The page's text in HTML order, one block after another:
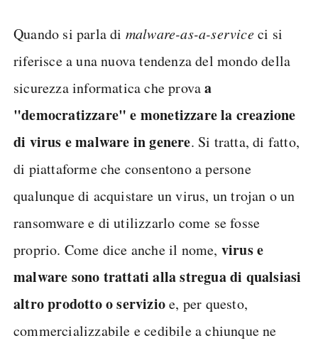
Quando si parla di malware-as-a-serviceci si
riferisce a una nuova tendenza del mondo della
sicurezza informatica che provaa
"democratizzare" e monetizzare la creazione
di virus e malware in genere. Si tratta, di fatto,
di piattaforme che consentono a persone
qualunque di acquistare un virus, un trojan o un
ransomware e di utilizzarlo come se fosse
proprio. Come dice anche il nome, virus e
malware sono trattati alla stregua di qualsiasi
altro prodotto o servizioe, per questo,
commercializzabile e cedibile a chiunque ne